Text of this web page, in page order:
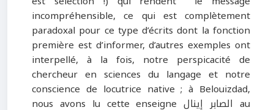
incompréhensible, ce qui est complètement
paradoxal pour ce type d’écrits dont la fonction
première est d’informer, d’autres exemples ont
interpellé, à la fois, notre perspicacité de
chercheur en sciences du langage et notre
conscience de locutrice native ; à Belouizdad,
nous avons lu cette enseigne الصابر إينال au